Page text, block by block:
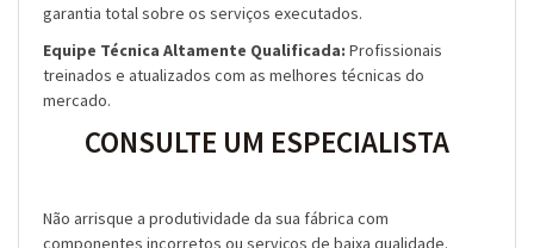
garantia total sobre os serviços executados.
Equipe Técnica Altamente Qualificada: Profissionais
treinados e atualizados com as melhores técnicas do
mercado.
CONSULTE UM ESPECIALISTA
Não arrisque a produtividade da sua fábrica com
componentes incorretos ou serviços de baixa qualidade.